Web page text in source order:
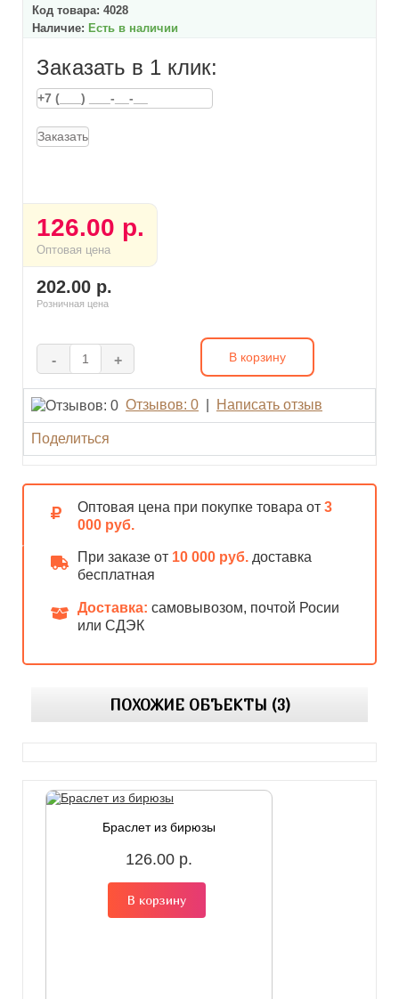
Код товара: 4028
Наличие: Есть в наличии
Заказать в 1 клик:
Заказать
126.00 р.
Оптовая цена
202.00 р.
Розничная цена
- + В корзину
Отзывов: 0 Написать отзыв
Поделиться
Оптовая цена при покупке товара от 3
000 руб.
При заказе от 10 000 руб. доставка
бесплатная
Доставка: самовывозом, почтой Росии
или СДЭК
ПОХОЖИЕ ОБЪЕКТЫ (3)
Браслет из бирюзы
126.00 р.
В корзину